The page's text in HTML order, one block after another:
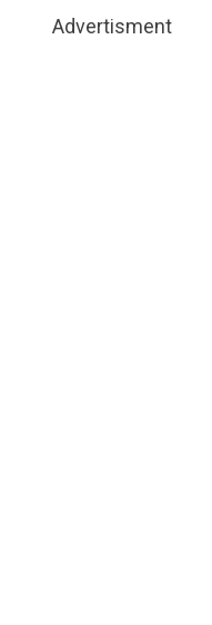
Advertisment